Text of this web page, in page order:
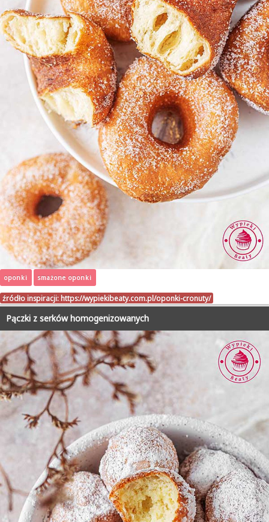
oponki smażone oponki
źródło inspiracji: https://wypiekibeaty.com.pl/oponki-cronuty/
Pączki z serków homogenizowanych